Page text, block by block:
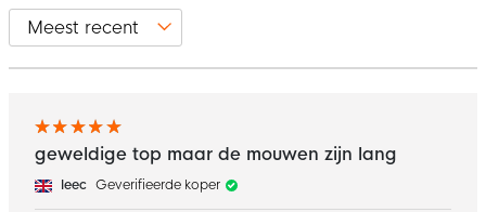
geweldige top maar de mouwen zijn lang
leec Geverifieerde koper